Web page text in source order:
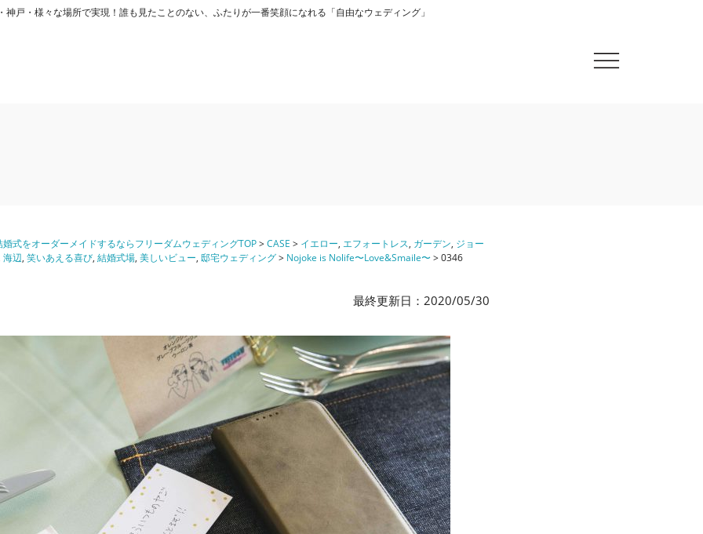
戸・様々な場所で実現！誰も見たことのない、ふたりが一番笑顔になれる「自由なウェディング」
式をオーダーメイドするならフリーダムウェディングTOP>CASE > イエロー, エフォートレス, ガーデン, ジョー
海辺, 笑いあえる喜び, 結婚式場, 美しいビュー, 邸宅ウェディング> Nojoke is Nolife〜Love&Smaile〜>0346
最終更新日：2020/05/30